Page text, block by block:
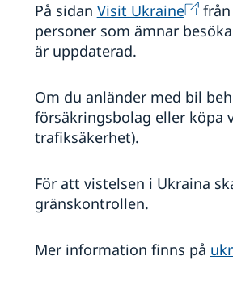
På sidan Visit Ukraine
från
personer som ämnar
är uppdaterad.
Om du anländer med bil
försäkringsbolag eller köpa
trafiksäkerhet).
För att vistelsen i Ukraina
gränskontrollen.
Mer information finns på